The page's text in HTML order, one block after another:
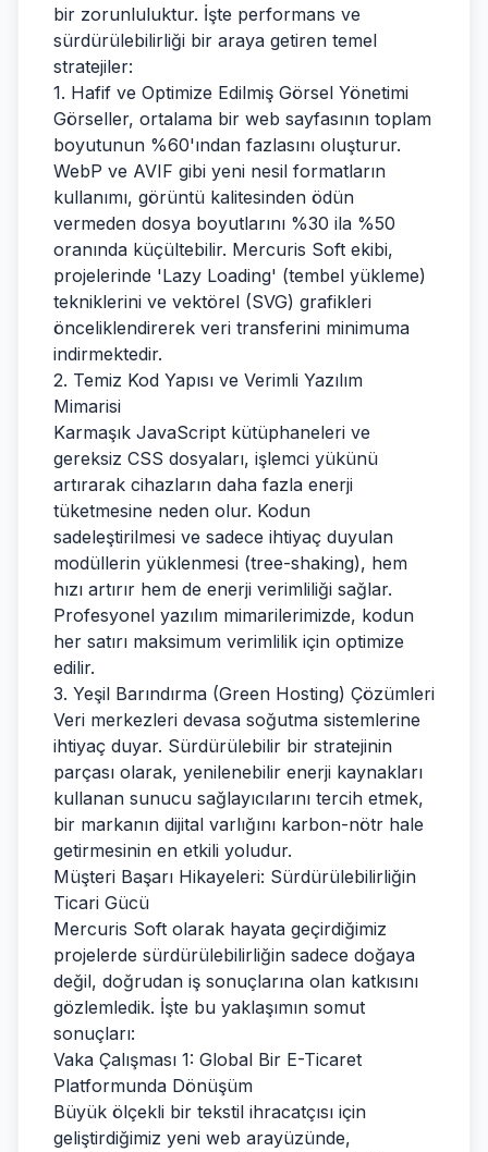
bir zorunluluktur. İşte performans ve
sürdürülebilirliği bir araya getiren temel
stratejiler:
1. Hafif ve Optimize Edilmiş Görsel Yönetimi
Görseller, ortalama bir web sayfasının toplam
boyutunun %60'ından fazlasını oluşturur.
WebP ve AVIF gibi yeni nesil formatların
kullanımı, görüntü kalitesinden ödün
vermeden dosya boyutlarını %30 ila %50
oranında küçültebilir. Mercuris Soft ekibi,
projelerinde 'Lazy Loading' (tembel yükleme)
tekniklerini ve vektörel (SVG) grafikleri
önceliklendirerek veri transferini minimuma
indirmektedir.
2. Temiz Kod Yapısı ve Verimli Yazılım
Mimarisi
Karmaşık JavaScript kütüphaneleri ve
gereksiz CSS dosyaları, işlemci yükünü
artırarak cihazların daha fazla enerji
tüketmesine neden olur. Kodun
sadeleştirilmesi ve sadece ihtiyaç duyulan
modüllerin yüklenmesi (tree-shaking), hem
hızı artırır hem de enerji verimliliği sağlar.
Profesyonel yazılım mimarilerimizde, kodun
her satırı maksimum verimlilik için optimize
edilir.
3. Yeşil Barındırma (Green Hosting) Çözümleri
Veri merkezleri devasa soğutma sistemlerine
ihtiyaç duyar. Sürdürülebilir bir stratejinin
parçası olarak, yenilenebilir enerji kaynakları
kullanan sunucu sağlayıcılarını tercih etmek,
bir markanın dijital varlığını karbon-nötr hale
getirmesinin en etkili yoludur.
Müşteri Başarı Hikayeleri: Sürdürülebilirliğin
Ticari Gücü
Mercuris Soft olarak hayata geçirdiğimiz
projelerde sürdürülebilirliğin sadece doğaya
değil, doğrudan iş sonuçlarına olan katkısını
gözlemledik. İşte bu yaklaşımın somut
sonuçları:
Vaka Çalışması 1: Global Bir E-Ticaret
Platformunda Dönüşüm
Büyük ölçekli bir tekstil ihracatçısı için
geliştirdiğimiz yeni web arayüzünde,